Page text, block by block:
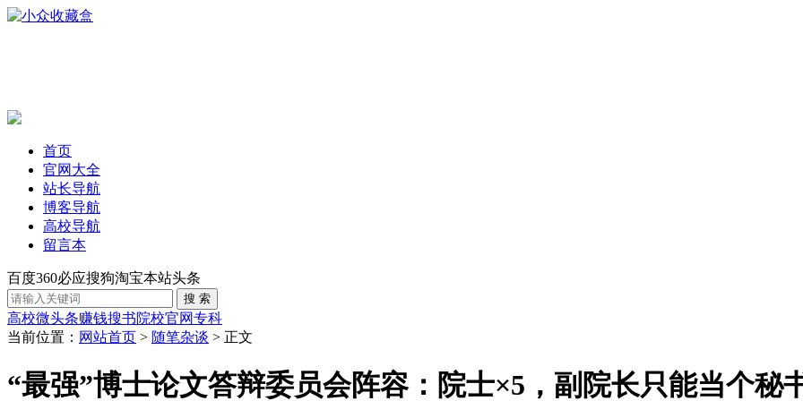
首页
官网大全
站长导航
博客导航
高校导航
留言本
百度360必应搜狗淘宝本站头条
高校微头条赚钱搜书院校官网专科
当前位置： 网站首页 > 随笔杂谈 > 正文
“最强”博士论文答辩委员会阵容：院士×5，副院长只能当个秘